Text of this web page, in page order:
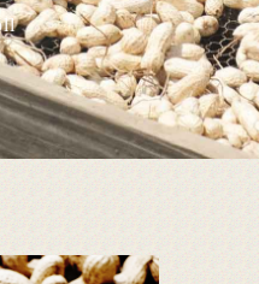
個人情報保護方針
問い合わせ